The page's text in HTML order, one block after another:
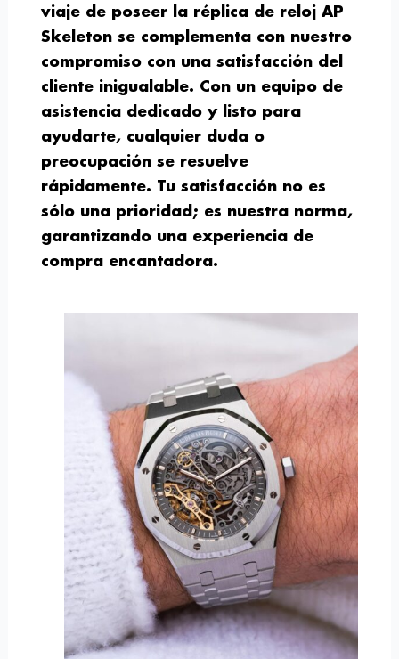
viaje de poseer la réplica de reloj AP
Skeleton se complementa con nuestro
compromiso con una satisfacción del
cliente inigualable. Con un equipo de
asistencia dedicado y listo para
ayudarte, cualquier duda o
preocupación se resuelve
rápidamente. Tu satisfacción no es
sólo una prioridad; es nuestra norma,
garantizando una experiencia de
compra encantadora.